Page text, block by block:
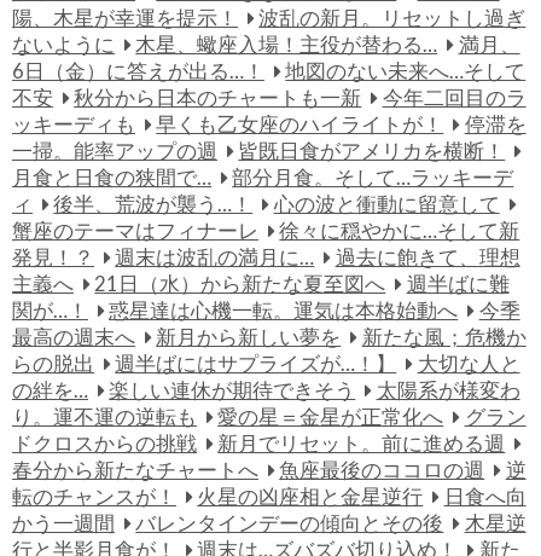
陽、木星が幸運を提示！
波乱の新月。リセットし過ぎ
ないように
木星、蠍座入場！主役が替わる…
満月、
6日（金）に答えが出る…！
地図のない未来へ…そして
不安
秋分から日本のチャートも一新
今年二回目のラ
ッキーディも
早くも乙女座のハイライトが！
停滞を
一掃。能率アップの週
皆既日食がアメリカを横断！
月食と日食の狭間で…
部分月食。そして…ラッキーデ
ィ
後半、荒波が襲う…！
心の波と衝動に留意して
蟹座のテーマはフィナーレ
徐々に穏やかに…そして新
発見！？
週末は波乱の満月に…
過去に飽きて、理想
主義へ
21日（水）から新たな夏至図へ
週半ばに難
関が…！
惑星達は心機一転。運気は本格始動へ
今季
最高の週末へ
新月から新しい夢を
新たな風；危機か
らの脱出
週半ばにはサプライズが…！】
大切な人と
の絆を…
楽しい連休が期待できそう
太陽系が様変わ
り。運不運の逆転も
愛の星＝金星が正常化へ
グラン
ドクロスからの挑戦
新月でリセット。前に進める週
春分から新たなチャートへ
魚座最後のココロの週
逆
転のチャンスが！
火星の凶座相と金星逆行
日食へ向
かう一週間
バレンタインデーの傾向とその後
木星逆
行と半影月食が！
週末は…ズバズバ切り込め！
新た